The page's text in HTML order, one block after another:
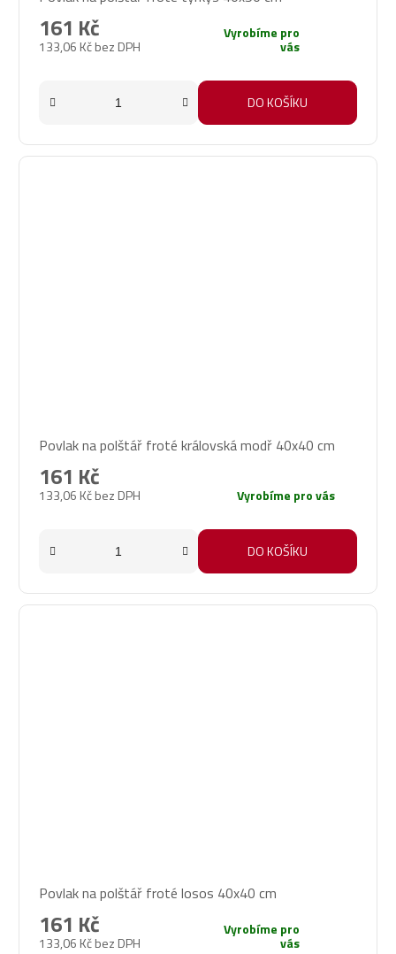
133,06 Kč bez DPH
161 Kč Vyrobíme pro
vás
DO KOŠÍKU
Povlak na polštář froté královská modř 40x40 cm
133,06 Kč bez DPH
161 Kč
Vyrobíme pro vás
DO KOŠÍKU
Povlak na polštář froté losos 40x40 cm
133,06 Kč bez DPH
161 Kč Vyrobíme pro
vás